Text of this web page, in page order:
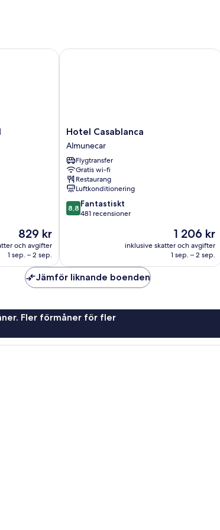
Priset
är
829 kr
829 kr
och avgifter
1 sep. – 2 sep.
Hotel
Casablanca
Almunecar
Hotel Casablanca
Almunecar
Flygtransfer
Gratis wi-fi
Restaurang
Luftkonditionering
8.8
av
8,8 Fantastiskt
481 recensioner
Priset
är
1 206 kr
1 206 kr
inklusive skatter och avgifter
1 sep. – 2 sep.
Hotel Casablanca
Jämför liknande boenden
Fler förmåner för fler